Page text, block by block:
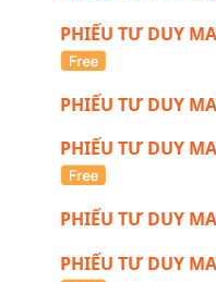
PHIẾU TƯ DUY
PHIẾU TƯ DUY
PHIẾU TƯ DUY
PHIẾU TƯ DUY
PHIẾU TƯ DUY